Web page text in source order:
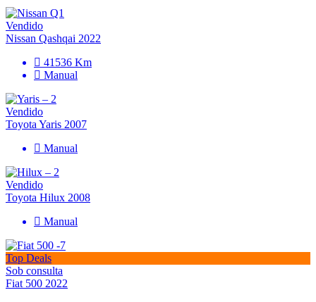
Vendido
Nissan Qashqai 2022
41536 Km
Manual
Vendido
Toyota Yaris 2007
Manual
Vendido
Toyota Hilux 2008
Manual
Top Deals
Sob consulta
Fiat 500 2022